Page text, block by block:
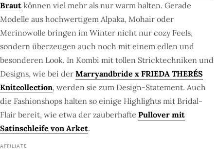
Braut können viel mehr als nur warm halten. Gerade
Modelle aus hochwertigem Alpaka, Mohair oder
Merinowolle bringen im Winter nicht nur cozy Feels,
sondern überzeugen auch noch mit einem edlen und
besonderen Look. In Kombi mit tollen Stricktechniken und
Designs, wie bei der Marryandbride x FRIEDA THERÉS
Knitcollection, werden sie zum Design-Statement. Auch
die Fashionshops halten so einige Highlights mit Bridal-
Flair bereit, wie etwa der zauberhafte Pullover mit
Satinschleife von Arket.
AFFILIATE